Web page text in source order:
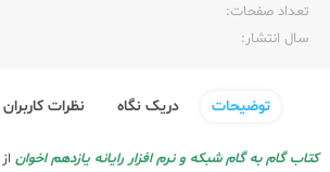
تعداد صفحات:‌
سال انتشار:‌
توضیحات دریک نگاه نظرات کاربران
کتاب گام به گام شبکه و نرم افزار رایانه یازدهم اخوان